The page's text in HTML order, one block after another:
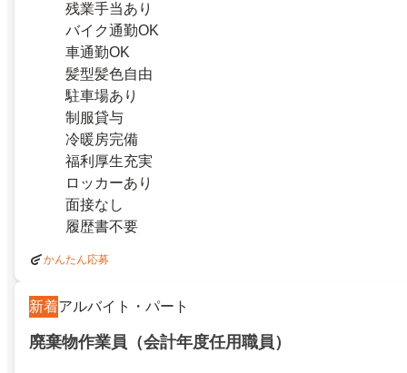
残業手当あり
バイク通勤OK
車通勤OK
髪型髪色自由
駐車場あり
制服貸与
冷暖房完備
福利厚生充実
ロッカーあり
面接なし
履歴書不要
かんたん応募
新着アルバイト・パート
廃棄物作業員（会計年度任用職員）